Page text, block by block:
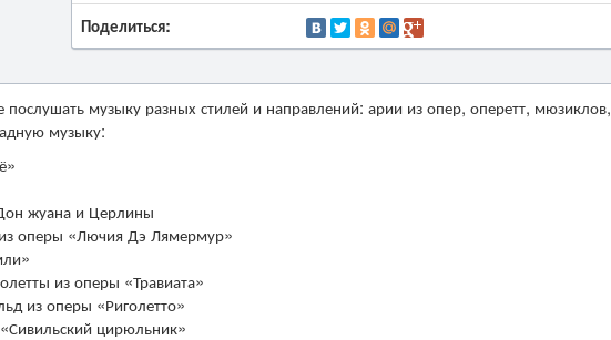
Поделиться:
послушать музыку разных стилей и направлений: арии из опер, оперетт, мюзиклов,
музыку:
жуана и Церлины
оперы «Лючия Дэ Лямермур»
из оперы «Травиата»
из оперы «Риголетто»
цирюльник»